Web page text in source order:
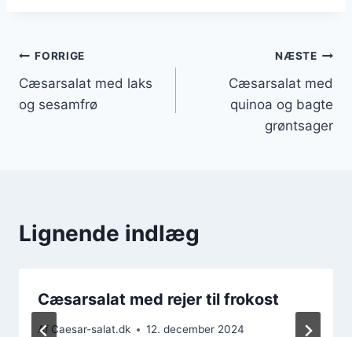
Indlægsnavigation
FORRIGE
Cæsarsalat med laks
og sesamfrø
NÆSTE
Cæsarsalat med
quinoa og bagte
grøntsager
Lignende indlæg
Cæsarsalat med rejer til frokost
Af Caesar-salat.dk 12. december 2024